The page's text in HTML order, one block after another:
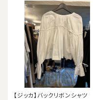
【ジッカ】バックリボンシャツ